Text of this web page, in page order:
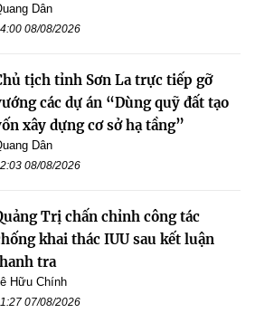
Dân
08/08/2026
tịch tỉnh Sơn La trực tiếp gỡ
các dự án “Dùng quỹ đất tạo
xây dựng cơ sở hạ tầng”
Dân
08/08/2026
Trị chấn chỉnh công tác
khai thác IUU sau kết luận
tra
Hữu Chính
07/08/2026